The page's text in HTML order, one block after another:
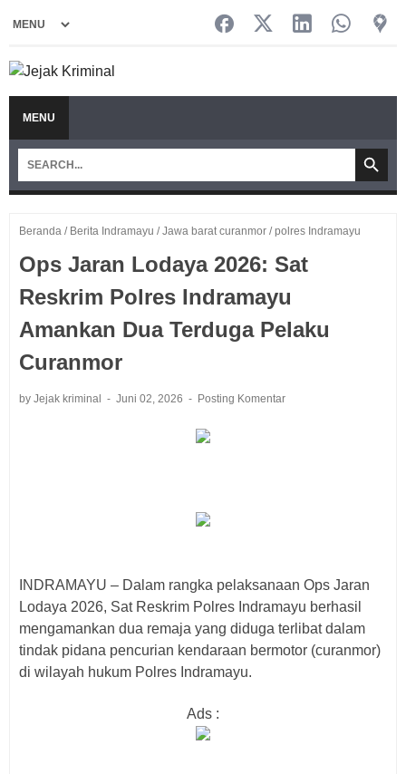
MENU
Beranda / Berita Indramayu /Jawa barat curanmor /polres Indramayu
Ops Jaran Lodaya 2026: Sat
Reskrim Polres Indramayu
Amankan Dua Terduga Pelaku
Curanmor
by Jejak kriminal Juni 02, 2026 Posting Komentar
INDRAMAYU – Dalam rangka pelaksanaan Ops Jaran
Lodaya 2026, Sat Reskrim Polres Indramayu berhasil
mengamankan dua remaja yang diduga terlibat dalam
tindak pidana pencurian kendaraan bermotor (curanmor)
di wilayah hukum Polres Indramayu.
Ads :